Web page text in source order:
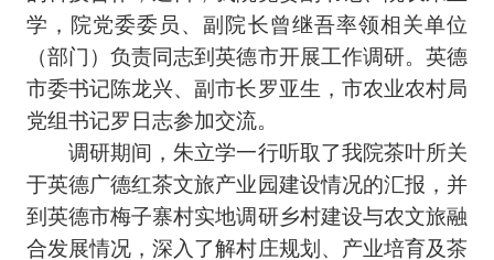
学，院党委委员、副院长曾继吾率领相关单位
（部门）负责同志到英德市开展工作调研。英德
市委书记陈龙兴、副市长罗亚生，市农业农村局
党组书记罗日志参加交流。
调研期间，朱立学一行听取了我院茶叶所关
于英德广德红茶文旅产业园建设情况的汇报，并
到英德市梅子寨村实地调研乡村建设与农文旅融
合发展情况，深入了解村庄规划、产业培育及茶